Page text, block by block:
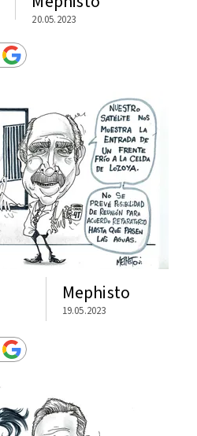
20.05.2023
Mephisto
19.05.2023